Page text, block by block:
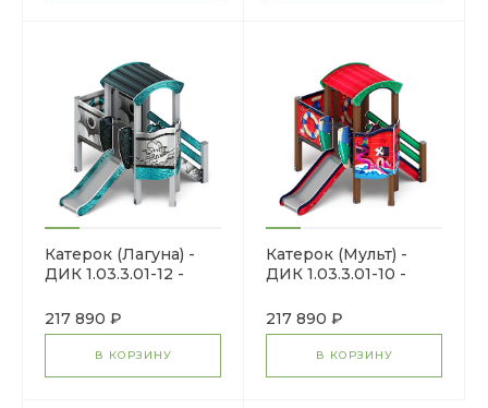
Катерок (Лагуна) -
ДИК 1.03.3.01-12 -
H=750
217 890 ₽
В КОРЗИНУ
Катерок (Мульт) -
ДИК 1.03.3.01-10 -
H=750
217 890 ₽
В КОРЗИНУ